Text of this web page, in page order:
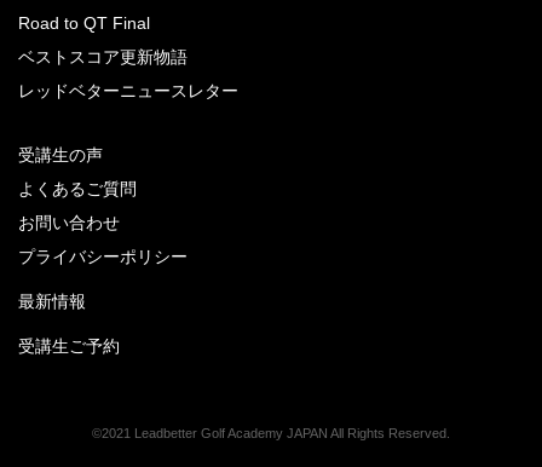
Road to QT Final
ベストスコア更新物語
レッドベターニュースレター
受講生の声
よくあるご質問
お問い合わせ
プライバシーポリシー
最新情報
受講生ご予約
©2021 Leadbetter Golf Academy JAPAN All Rights Reserved.